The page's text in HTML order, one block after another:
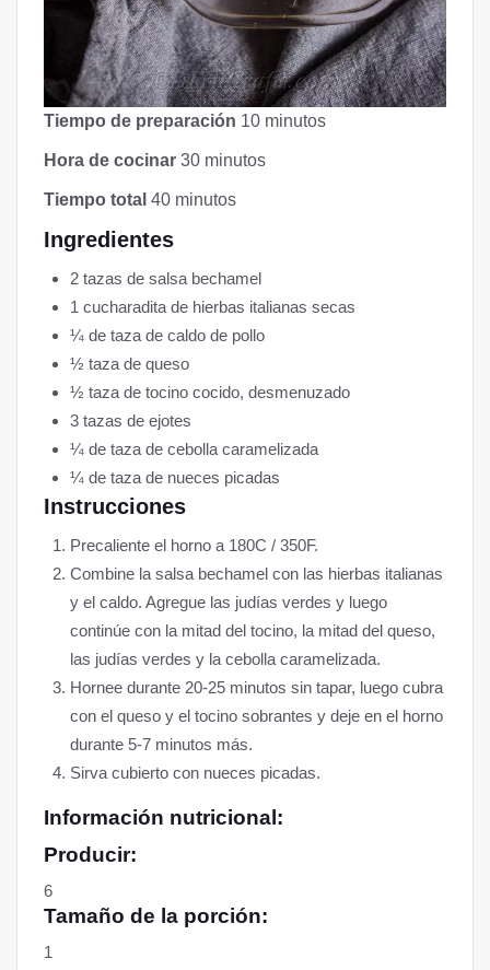
Tiempo de preparación 10 minutos
Hora de cocinar 30 minutos
Tiempo total 40 minutos
Ingredientes
2 tazas de salsa bechamel
1 cucharadita de hierbas italianas secas
¼ de taza de caldo de pollo
½ taza de queso
½ taza de tocino cocido, desmenuzado
3 tazas de ejotes
¼ de taza de cebolla caramelizada
¼ de taza de nueces picadas
Instrucciones
Precaliente el horno a 180C / 350F.
Combine la salsa bechamel con las hierbas italianas
y el caldo. Agregue las judías verdes y luego
continúe con la mitad del tocino, la mitad del queso,
las judías verdes y la cebolla caramelizada.
Hornee durante 20-25 minutos sin tapar, luego cubra
con el queso y el tocino sobrantes y deje en el horno
durante 5-7 minutos más.
Sirva cubierto con nueces picadas.
Información nutricional:
Producir:
6
Tamaño de la porción:
1